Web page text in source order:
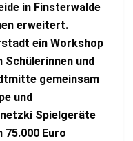
in Finsterwalde
erweitert.
ein Workshop
Schülerinnen und
gemeinsam
und
Spielgeräte
75.000 Euro